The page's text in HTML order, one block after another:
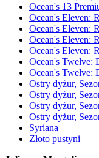
Ocean's 13
Ocean's Eleven:
Ocean's Eleven:
Ocean's Eleven:
Ocean's Eleven:
Ocean's Twelve:
Ocean's Twelve:
Ostry dyżur,
Ostry dyżur,
Ostry dyżur,
Ostry dyżur,
Syriana
Złoto pustyni